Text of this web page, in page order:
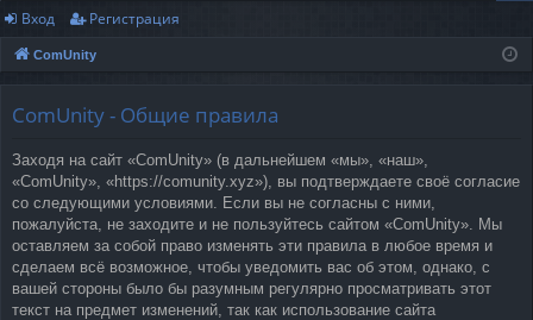
о
ру
ис
ия
Вход Регистрация
ComUnity
ComUnity - Общие правила
Заходя на сайт «ComUnity» (в дальнейшем «мы», «наш»,
«ComUnity», «https://comunity.xyz»), вы подтверждаете своё согласие
со следующими условиями. Если вы не согласны с ними,
пожалуйста, не заходите и не пользуйтесь сайтом «ComUnity». Мы
оставляем за собой право изменять эти правила в любое время и
сделаем всё возможное, чтобы уведомить вас об этом, однако, с
вашей стороны было бы разумным регулярно просматривать этот
текст на предмет изменений, так как использование сайта